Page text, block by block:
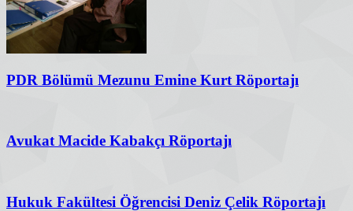
PDR Bölümü Mezunu Emine Kurt Röportajı
Avukat Macide Kabakçı Röportajı
Hukuk Fakültesi Öğrencisi Deniz Çelik Röportajı